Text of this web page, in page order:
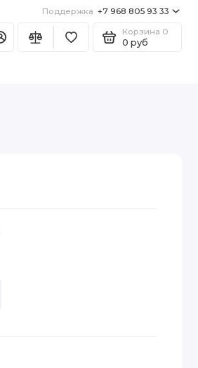
Поддержка +7 968 805 93 33
Корзина 0
0 руб